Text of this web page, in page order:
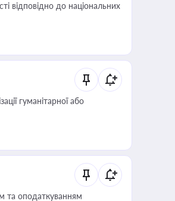
відповідно до національних
гуманітарної або
та оподаткуванням